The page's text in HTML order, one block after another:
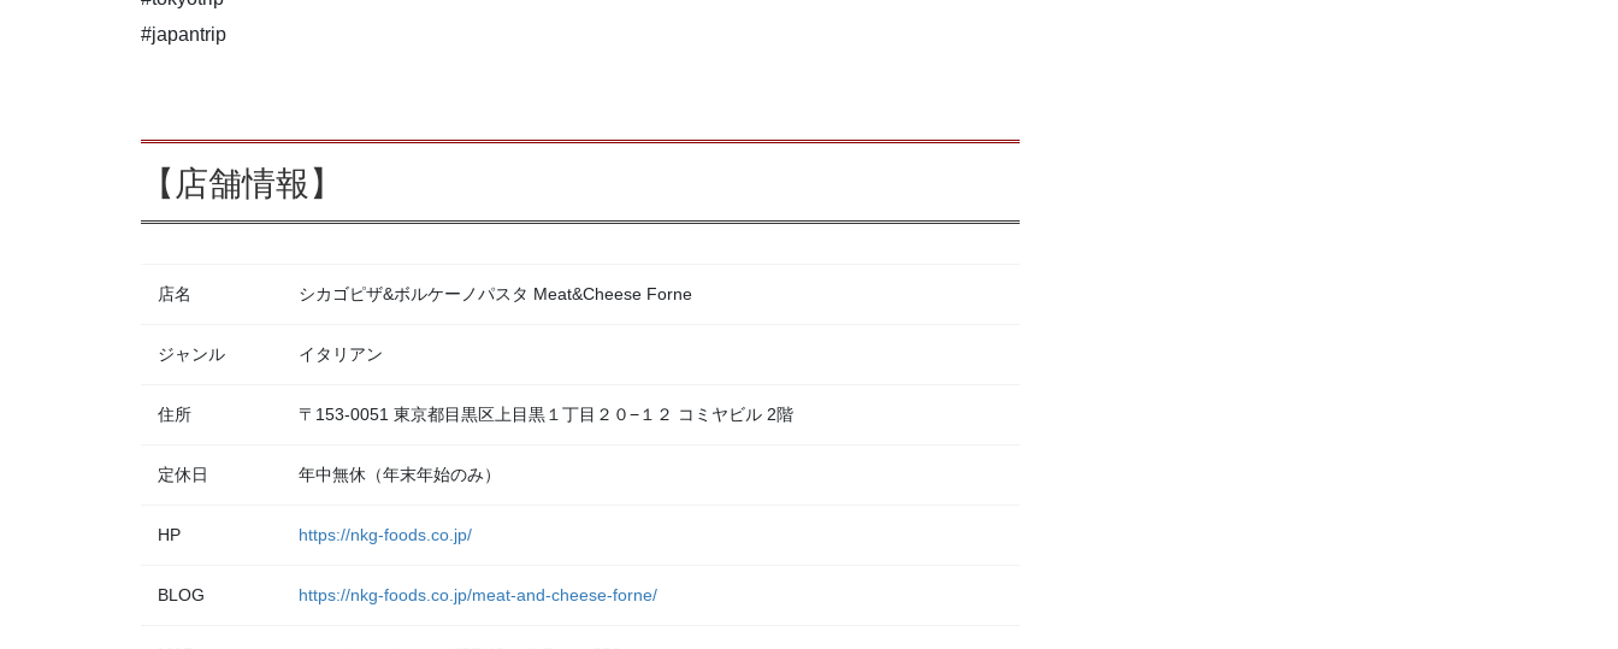
#japantrip
【店舗情報】
店名 シカゴピザ&ボルケーノパスタ Meat&Cheese Forne
ジャンル イタリアン
住所 〒153-0051 東京都目黒区上目黒１丁目２０−１２ コミヤビル 2階
定休日 年中無休（年末年始のみ）
HP https://nkg-foods.co.jp/
BLOG https://nkg-foods.co.jp/meat-and-cheese-forne/